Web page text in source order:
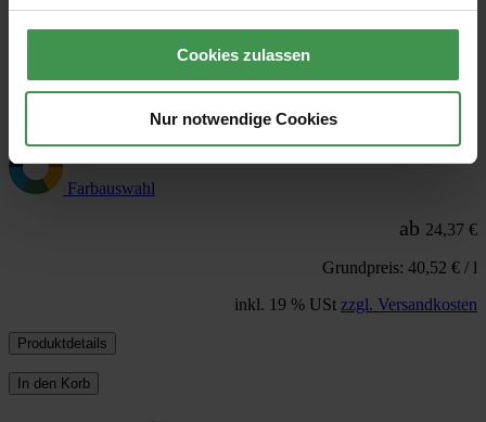
Cookies zulassen
Nur notwendige Cookies
Gebindegröße: 0.375 L, 10 L, 0.75 L, 3 L
Lieferzeit 1-2 Werktage
Farbauswahl
ab 24,37 €
Grundpreis: 40,52 € / l
inkl. 19 % USt zzgl. Versandkosten
Produktdetails
In den Korb